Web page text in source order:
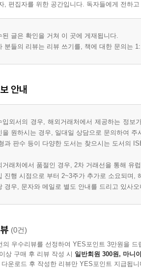
, 편집자를 위한 공간입니다. 독자들에게 전하
된 글은 확인을 거쳐 이 곳에 게재됩니다.
분들의 리뷰는 리뷰 쓰기를, 책에 대한 문의는
안내
입외서의 경우, 해외거래처에서 제공하는 정
을 원하시는 경우, 일대일 상담으로 문의하여 주
과 판수 등이 다양한 도서는 찾으시는 도서의
거래처에서 품절인 경우, 2차 거래선을 통해 유
진행 시점으로 부터 2~3주가 추가로 소요되며,
경우, 문자와 메일로 별도 안내를 드리고 있사
(0건)
의 우수리뷰를 선정하여 YES포인트 3만원을 드
상 구매 후 리뷰 작성 시 일반회원 300원, 마니
운로드 후 작성한 리뷰만 YES포인트 지급됩니